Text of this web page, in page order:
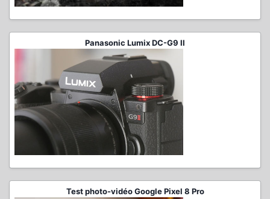
Panasonic Lumix DC-G9 II
Test photo-vidéo Google Pixel 8 Pro